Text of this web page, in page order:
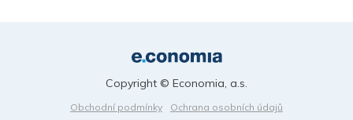
Obchodní podmínky
Ochrana osobních údajů
Copyright © Economia, a.s.